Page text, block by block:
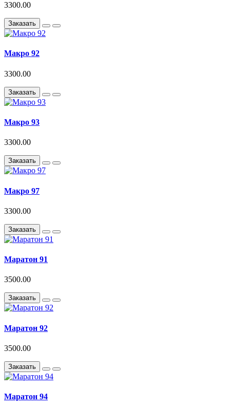
3300.00
Заказать
Макро 92
3300.00
Заказать
Макро 93
3300.00
Заказать
Макро 97
3300.00
Заказать
Маратон 91
3500.00
Заказать
Маратон 92
3500.00
Заказать
Маратон 94